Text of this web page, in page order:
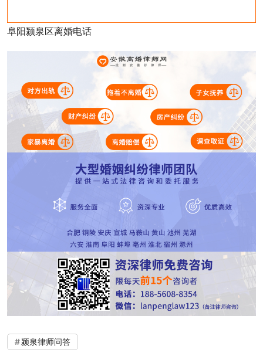
阜阳颍泉区离婚电话
颍泉律师问答